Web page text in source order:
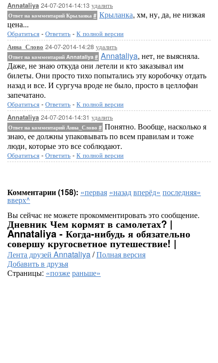
Annataliya 24-07-2014-14:13 удалить
Ответ на комментарий Крыланка # Крыланка, хм, ну, да, не низкая
цена...
Обратиться - Ответить - К полной версии
Анна_Слово 24-07-2014-14:28 удалить
Ответ на комментарий Annataliya # Annataliya, нет, не выясняла.
Даже, не знаю откуда они летели и кто заказывал им
билеты. Они просто тихо попытались эту коробочку отдать
назад и все. И сургуча вроде не было, просто в целлофан
запечатано.
Обратиться - Ответить - К полной версии
Annataliya 24-07-2014-14:31 удалить
Ответ на комментарий Анна_Слово # Понятно. Вообще, насколько я
знаю, ее должны упаковывать по всем правилам и тоже
люди, которые это все соблюдают.
Обратиться - Ответить - К полной версии
Комментарии (158): «первая «назадвперёд» последняя»
вверх^
Вы сейчас не можете прокомментировать это сообщение.
Дневник Чем кормят в самолетах? |
Annataliya - Когда-нибудь я обязательно
совершу кругосветное путешествие! |
Лента друзей Annataliya/Полная версия
Добавить в друзья
Страницы: «позжераньше»